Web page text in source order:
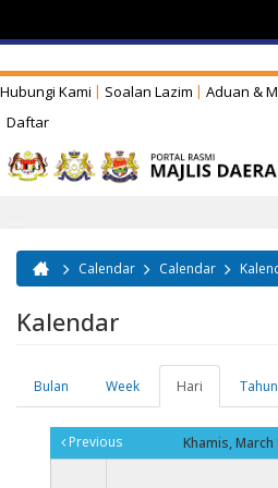
Hubungi Kami Soalan Lazim Aduan &
Daftar
Anda di sini
Calendar Calendar
Kalendar
Tab-tab utama
Bulan Week Hari
aktif)
Tahun
Previous Khamis, March